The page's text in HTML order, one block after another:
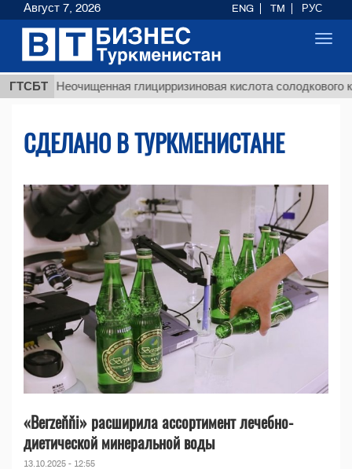
ГТСБТ
Неочищенная глицирризиновая кислота солодкового корня
СДЕЛАНО В ТУРКМЕНИСТАНЕ
«Berzeňňi» расширила ассортимент лечебно-
диетической минеральной воды
13.10.2025 - 12:55
Август 7, 2026 ENG TM РУС